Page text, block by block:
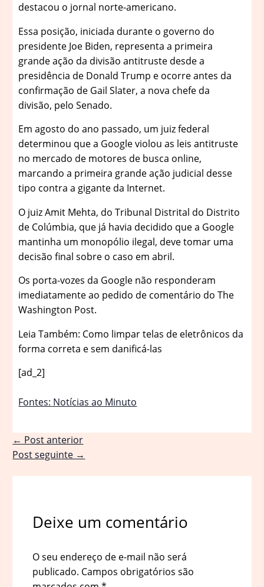
destacou o jornal norte-americano.
Essa posição, iniciada durante o governo do
presidente Joe Biden, representa a primeira
grande ação da divisão antitruste desde a
presidência de Donald Trump e ocorre antes da
confirmação de Gail Slater, a nova chefe da
divisão, pelo Senado.
Em agosto do ano passado, um juiz federal
determinou que a Google violou as leis antitruste
no mercado de motores de busca online,
marcando a primeira grande ação judicial desse
tipo contra a gigante da Internet.
O juiz Amit Mehta, do Tribunal Distrital do Distrito
de Colúmbia, que já havia decidido que a Google
mantinha um monopólio ilegal, deve tomar uma
decisão final sobre o caso em abril.
Os porta-vozes da Google não responderam
imediatamente ao pedido de comentário do The
Washington Post.
Leia Também: Como limpar telas de eletrônicos da
forma correta e sem danificá-las
[ad_2]
Fontes: Notícias ao Minuto
← Post anterior
Post seguinte →
Deixe um comentário
O seu endereço de e-mail não será
publicado. Campos obrigatórios são